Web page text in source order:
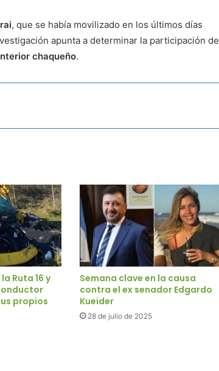
, que se había movilizado en los últimos días
apunta a determinar la participación de
chaqueño.
Ruta 16 y
propios
Semana clave en la causa
contra el ex senador Edgardo
Kueider
28 de julio de 2025